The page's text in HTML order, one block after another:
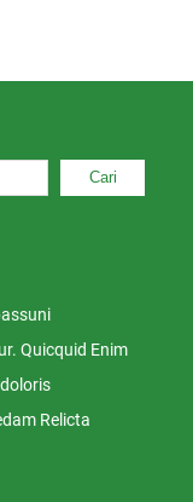
Cari
Quicquid Enim
Relicta